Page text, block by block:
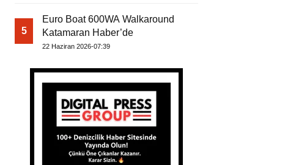
5
Euro Boat 600WA Walkaround
Katamaran Haber’de
22 Haziran 2026-07:39